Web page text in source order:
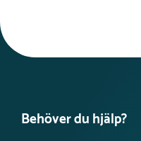
Behöver du hjälp?